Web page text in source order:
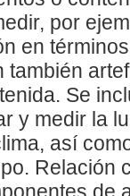
por
en
también
Se
y medir la
así
Relación